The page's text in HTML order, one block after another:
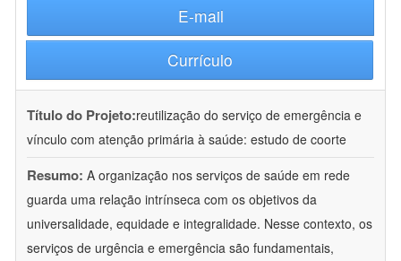
E-mail
Currículo
Título do Projeto:reutilização do serviço de emergência e
vínculo com atenção primária à saúde: estudo de coorte
Resumo: A organização nos serviços de saúde em rede
guarda uma relação intrínseca com os objetivos da
universalidade, equidade e integralidade. Nesse contexto, os
serviços de urgência e emergência são fundamentais,